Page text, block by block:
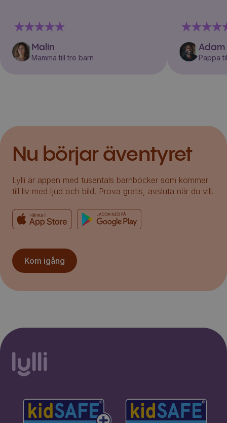
Malin
Mamma till tre barn
Adam
Pappa
Nu börjar äventyret
Lylli är appen med tusentals barnböcker som kommer
till liv med ljud och bild. Prova gratis, avsluta när du vill.
Kom igång